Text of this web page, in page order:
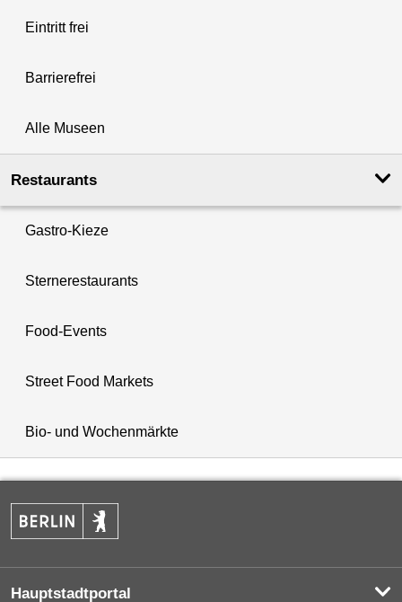
Eintritt frei
Barrierefrei
Alle Museen
Restaurants
Gastro-Kieze
Sternerestaurants
Food-Events
Street Food Markets
Bio- und Wochenmärkte
Hauptstadtportal